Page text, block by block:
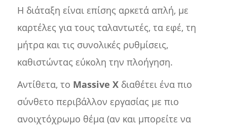
Η διάταξη είναι επίσης αρκετά απλή, με
καρτέλες για τους ταλαντωτές, τα εφέ, τη
μήτρα και τις συνολικές ρυθμίσεις,
καθιστώντας εύκολη την πλοήγηση.
Αντίθετα, το Massive Xδιαθέτει ένα πιο
σύνθετο περιβάλλον εργασίας με πιο
ανοιχτόχρωμο θέμα (αν και μπορείτε να